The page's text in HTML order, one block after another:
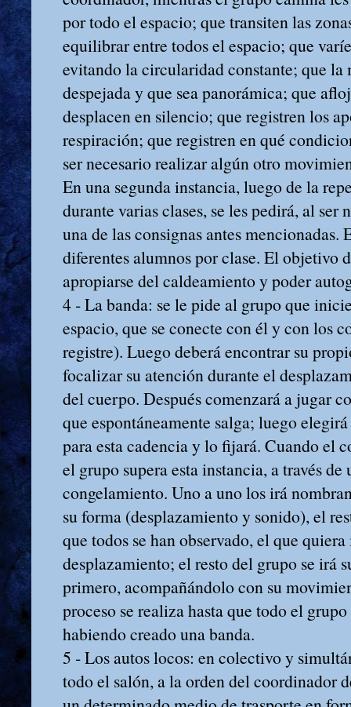
por todo el espacio; que transiten las
equilibrar entre todos el espacio; que
evitando la circularidad constante; que la
despejada y que sea panorámica; que
desplacen en silencio; que registren los
respiración; que registren en qué
ser necesario realizar algún otro
En una segunda instancia, luego de la
durante varias clases, se les pedirá, al ser
una de las consignas antes mencionadas.
diferentes alumnos por clase. El objetivo
apropiarse del caldeamiento y poder
4 ‑ La banda: se le pide al grupo que
espacio, que se conecte con él y con los
registre). Luego deberá encontrar su
focalizar su atención durante el
del cuerpo. Después comenzará a jugar
que espontáneamente salga; luego
para esta cadencia y lo fijará. Cuando el
el grupo supera esta instancia, a través de
congelamiento. Uno a uno los irá
su forma (desplazamiento y sonido), el
que todos se han observado, el que
desplazamiento; el resto del grupo se irá
primero, acompañándolo con su
proceso se realiza hasta que todo el
habiendo creado una banda.
5 ‑ Los autos locos: en colectivo y
todo el salón, a la orden del coordinador